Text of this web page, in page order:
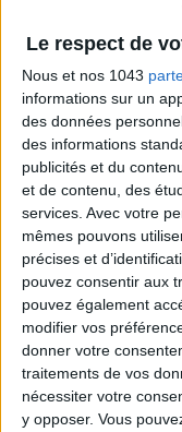
Le respect de
Nous et nos 1043
informations sur un
des données
des informations
publicités et du
et de contenu, des
services. Avec votre
mêmes pouvons
précises et
pouvez consentir aux
pouvez également
modifier vos
donner votre
traitements de vos
nécessiter votre
y opposer. Vous
LES SPF 50